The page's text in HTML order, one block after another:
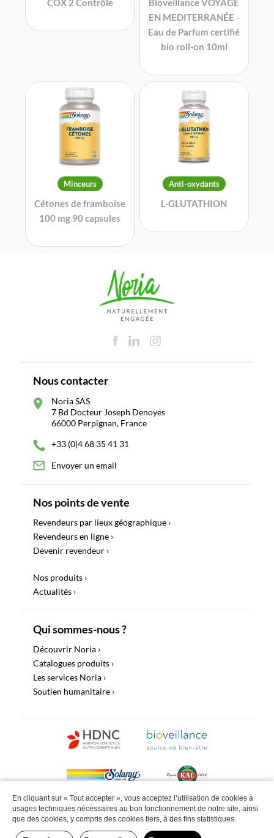
COX 2 Contrôle
Bioveillance VOYAGE
EN MEDITERRANÉE -
Eau de Parfum certifié
bio roll-on 10ml
Minceurs
Cétones de framboise
100 mg 90 capsules
Anti-oxydants
L-GLUTATHION
Nous contacter
Noria SAS
7 Bd Docteur Joseph Denoyes
66000 Perpignan, France
+33 (0)4 68 35 41 31
Envoyer un email
Nos points de vente
Revendeurs par lieux géographique ›
Revendeurs en ligne ›
Devenir revendeur ›
Nos produits ›
Actualités ›
Qui sommes-nous ?
Découvrir Noria ›
Catalogues produits ›
Les services Noria ›
Soutien humanitaire ›
©2022 Noria Distribution Tous droits réservés |Politique de
confidentialité
Mentions légales
Site web by Paul & Ludo | Studio
En cliquant sur « Tout accepter », vous acceptez l’utilisation de cookies à
usages techniques nécessaires au bon fonctionnement de notre site, ainsi
que des cookies, y compris des cookies tiers, à des fins statistiques.